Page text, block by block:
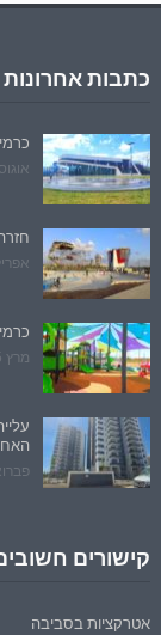
כתבות אחרונות
אוגוסט
אפריל 08,
מרץ 25, 2025
פברואר
קישורים
אטרקציות בסביבה